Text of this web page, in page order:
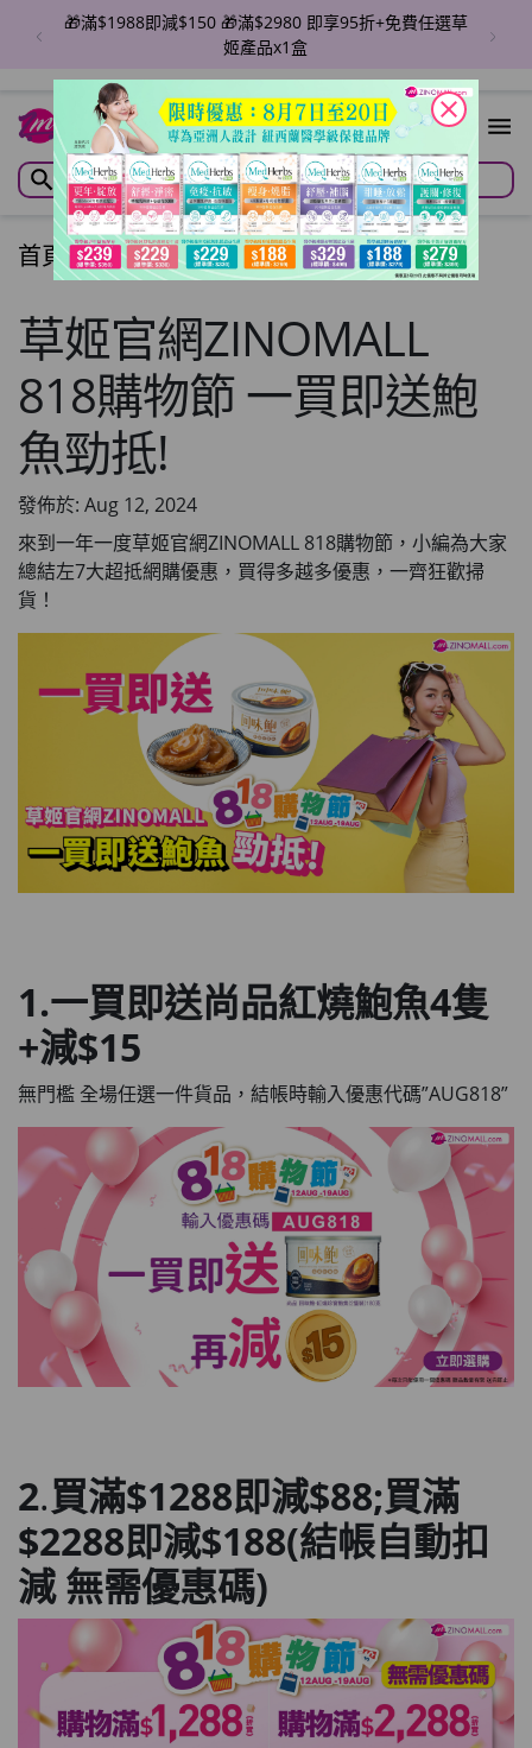
🎁滿$1988即減$150 🎁滿$2980 即享95折+免費任選草
姬產品x1盒
首頁/文章/Articles
草姬官網ZINOMALL
818購物節 一買即送鮑
魚勁抵!
發佈於: Aug 12, 2024
來到一年一度草姬官網ZINOMALL 818購物節，小編為大家
總結左7大超抵網購優惠，買得多越多優惠，一齊狂歡掃
貨！
1.一買即送尚品紅燒鮑魚4隻
+減$15
無門檻 全場任選一件貨品，結帳時輸入優惠代碼”AUG818”
2.買滿$1288即減$88;買滿
$2288即減$188(結帳自動扣
減 無需優惠碼)
close